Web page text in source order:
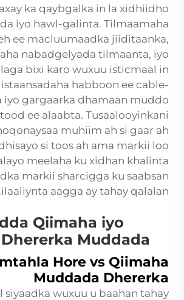
ka qaybgalka in la xidhiidho
iyo hawl-galinta. Tilmaamaha
ee macluumaadka jiiditaanka,
nabadgelyada tilmaanta, iyo
bixi karo wuxuu isticmaal in
habboon ee cable-
iyo gargaarka dhamaan muddo
ee alaabta. Tusaalooyinkani
muhiim ah si gaar ah
si toos ah ama markii loo
meelaha ku xidhan khalinta
markii sharcigga ku saabsan
ilaaliynta aagga ay tahay qalalan.
Qiimaha iyo
Muddada
Hore vs Qiimaha
Muddada Dhererka
siyaadka wuxuu u baahan tahay